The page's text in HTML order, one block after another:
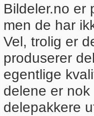
Bildeler.no er
men de har
Vel, trolig er
produserer
egentlige
delene er
delepakkere